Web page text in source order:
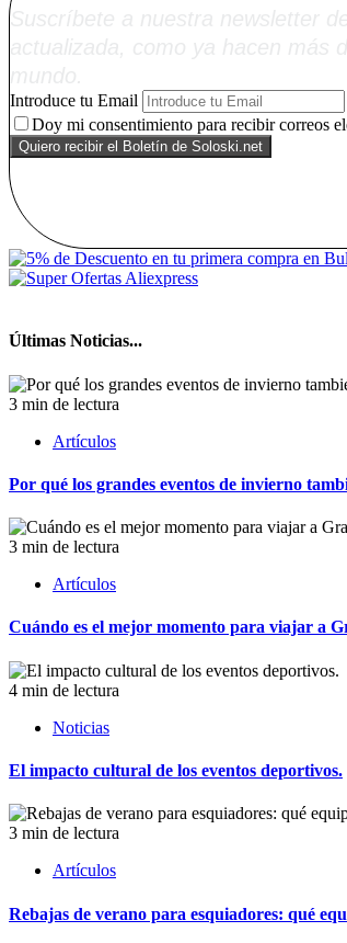
Suscríbete a nuestra newsletter
Introduce tu Email
Doy mi consentimiento para recibir correos
Últimas Noticias...
3 min de lectura
Artículos
Por qué los grandes eventos de invierno
3 min de lectura
Artículos
Cuándo es el mejor momento para viajar a
4 min de lectura
Noticias
El impacto cultural de los eventos deportivos.
3 min de lectura
Artículos
Rebajas de verano para esquiadores: qué